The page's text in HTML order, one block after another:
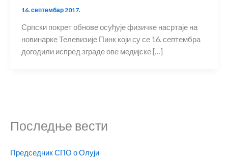
16. септембар 2017.
Српски покрет обнове осуђује физичке насртаје на
новинарке Телевизије Пинк који су се 16. септембра
догодили испред зграде ове медијске […]
Последње вести
Председник СПО о Олуји